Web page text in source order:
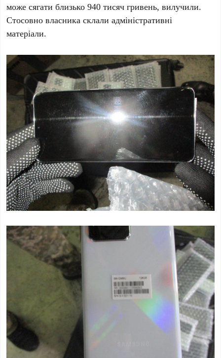
може сягати близько 940 тисяч гривень, вилучили.
Стосовно власника склали адміністративні
матеріали.